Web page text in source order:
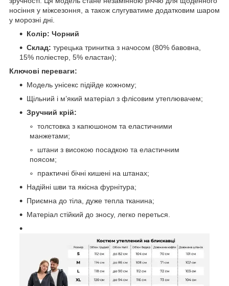
носіння у міжсезоння, а також слугуватиме додатковим шаром
у морозні дні.
Колір: Чорний
Склад: турецька тринитка з начосом (80% бавовна,
15% поліестер, 5% еластан);
Ключові переваги:
Модель унісекс підійде кожному;
Щільний і м’який матеріал з флісовим утеплювачем;
Зручний крій:
толстовка з капюшоном та еластичними
манжетами;
штани з високою посадкою та еластичним
поясом;
практичні бічні кишені на штанах;
Надійні шви та якісна фурнітура;
Приємна до тіла, дуже тепла тканина;
Матеріал стійкий до зносу, легко переться.